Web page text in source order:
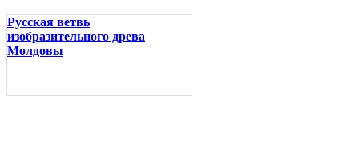
Русская ветвь
изобразительного древа
Молдовы